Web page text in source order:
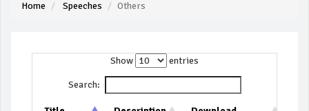
Home Speeches Others
Show entries
Search: